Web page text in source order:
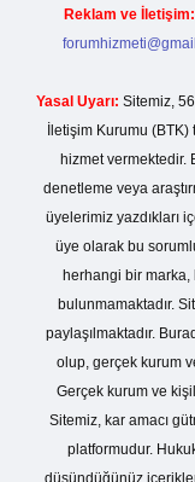
Reklam ve İletişim:
Yasal Uyarı: Sitemiz,
İletişim Kurumu (BTK)
hizmet
denetleme veya
üyelerimiz yazdıkları
üye olarak bu
herhangi bir marka,
bulunmamaktadır.
paylaşılmaktadır.
olup, gerçek kurum
Gerçek kurum ve
Sitemiz, kar amacı
platformudur.
düşündüğünüz